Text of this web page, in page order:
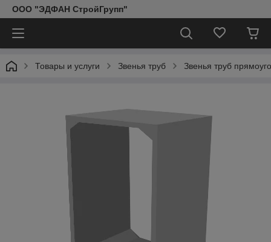
ООО "ЭДФАН СтройГрупп"
Товары и услуги Звенья труб Звенья труб